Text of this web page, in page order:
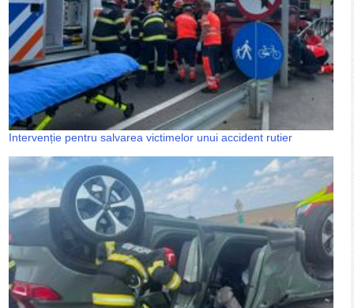
Intervenție pentru salvarea victimelor unui accident rutier